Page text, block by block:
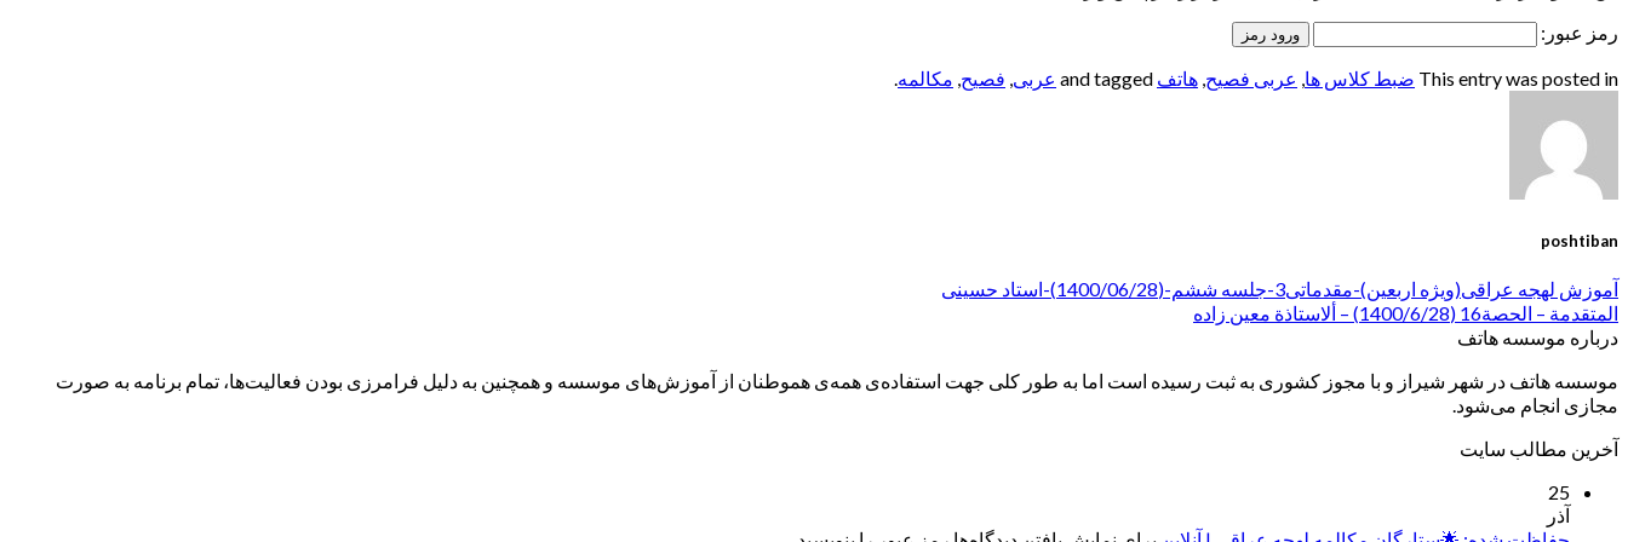
رمز عبور:
This entry was posted in ضبط کلاس ها, عربی فصیح, هاتف عربی, فصیح, مکالمه.
poshtiban
آموزش لهجه عراقی(ویژه اربعین)-مقدماتی3-جلسه ششم-(1400/06/28)-استاد حسینی
المتقدمة – الحصة16 (1400/6/28) – ألاستاذة معین زاده
درباره موسسه هاتف
موسسه هاتف در شهر شیراز و با مجوز کشوری به ثبت رسیده است اما به طور کلی جهت استفاده‌ی همه‌ی هموطنان از آموزش‌های موسسه و همچنین به دلیل فرامرزی بودن فعالیت‌ها، تمام برنامه به صورت
مجازی انجام می‌شود.
آخرین مطالب سایت
25
آذر